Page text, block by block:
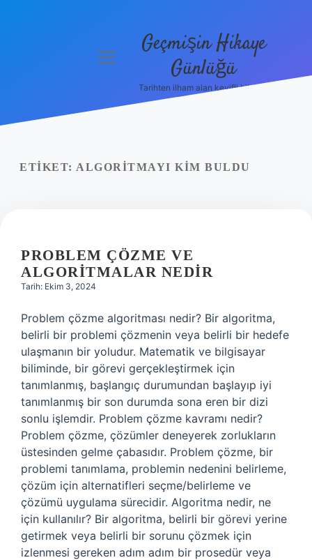
menüyü
Geçmişin Hikaye
Günlüğü
Tarihten ilham alan keyifli bilgiler!
ETIKET: ALGORITMAYI KIM BULDU
PROBLEM ÇÖZME VE
ALGORITMALAR NEDIR
Tarih: Ekim 3, 2024
Problem çözme algoritması nedir? Bir algoritma,
belirli bir problemi çözmenin veya belirli bir hedefe
ulaşmanın bir yoludur. Matematik ve bilgisayar
biliminde, bir görevi gerçekleştirmek için
tanımlanmış, başlangıç ​​durumundan başlayıp iyi
tanımlanmış bir son durumda sona eren bir dizi
sonlu işlemdir. Problem çözme kavramı nedir?
Problem çözme, çözümler deneyerek zorlukların
üstesinden gelme çabasıdır. Problem çözme, bir
problemi tanımlama, problemin nedenini belirleme,
çözüm için alternatifleri seçme/belirleme ve
çözümü uygulama sürecidir. Algoritma nedir, ne
için kullanılır? Bir algoritma, belirli bir görevi yerine
getirmek veya belirli bir sorunu çözmek için
izlenmesi gereken adım adım bir prosedür veya